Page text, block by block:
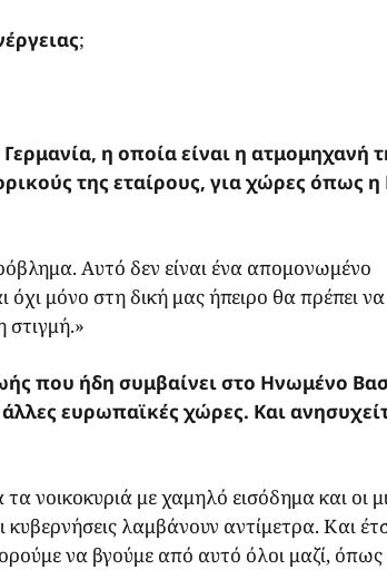
;
η οποία είναι η ατμομηχανή
της εταίρους, για χώρες όπως η
Αυτό δεν είναι ένα απομονωμένο
μόνο στη δική μας ήπειρο θα πρέπει να
στιγμή.»
που ήδη συμβαίνει στο Ηνωμένο
ευρωπαϊκές χώρες. Και
νοικοκυριά με χαμηλό εισόδημα και οι
κυβερνήσεις λαμβάνουν αντίμετρα. Και
να βγούμε από αυτό όλοι μαζί,